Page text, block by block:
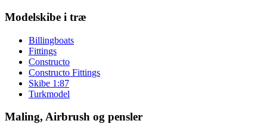
Modelskibe i træ
Billingboats
Fittings
Constructo
Constructo Fittings
Skibe 1:87
Turkmodel
Maling, Airbrush og pensler